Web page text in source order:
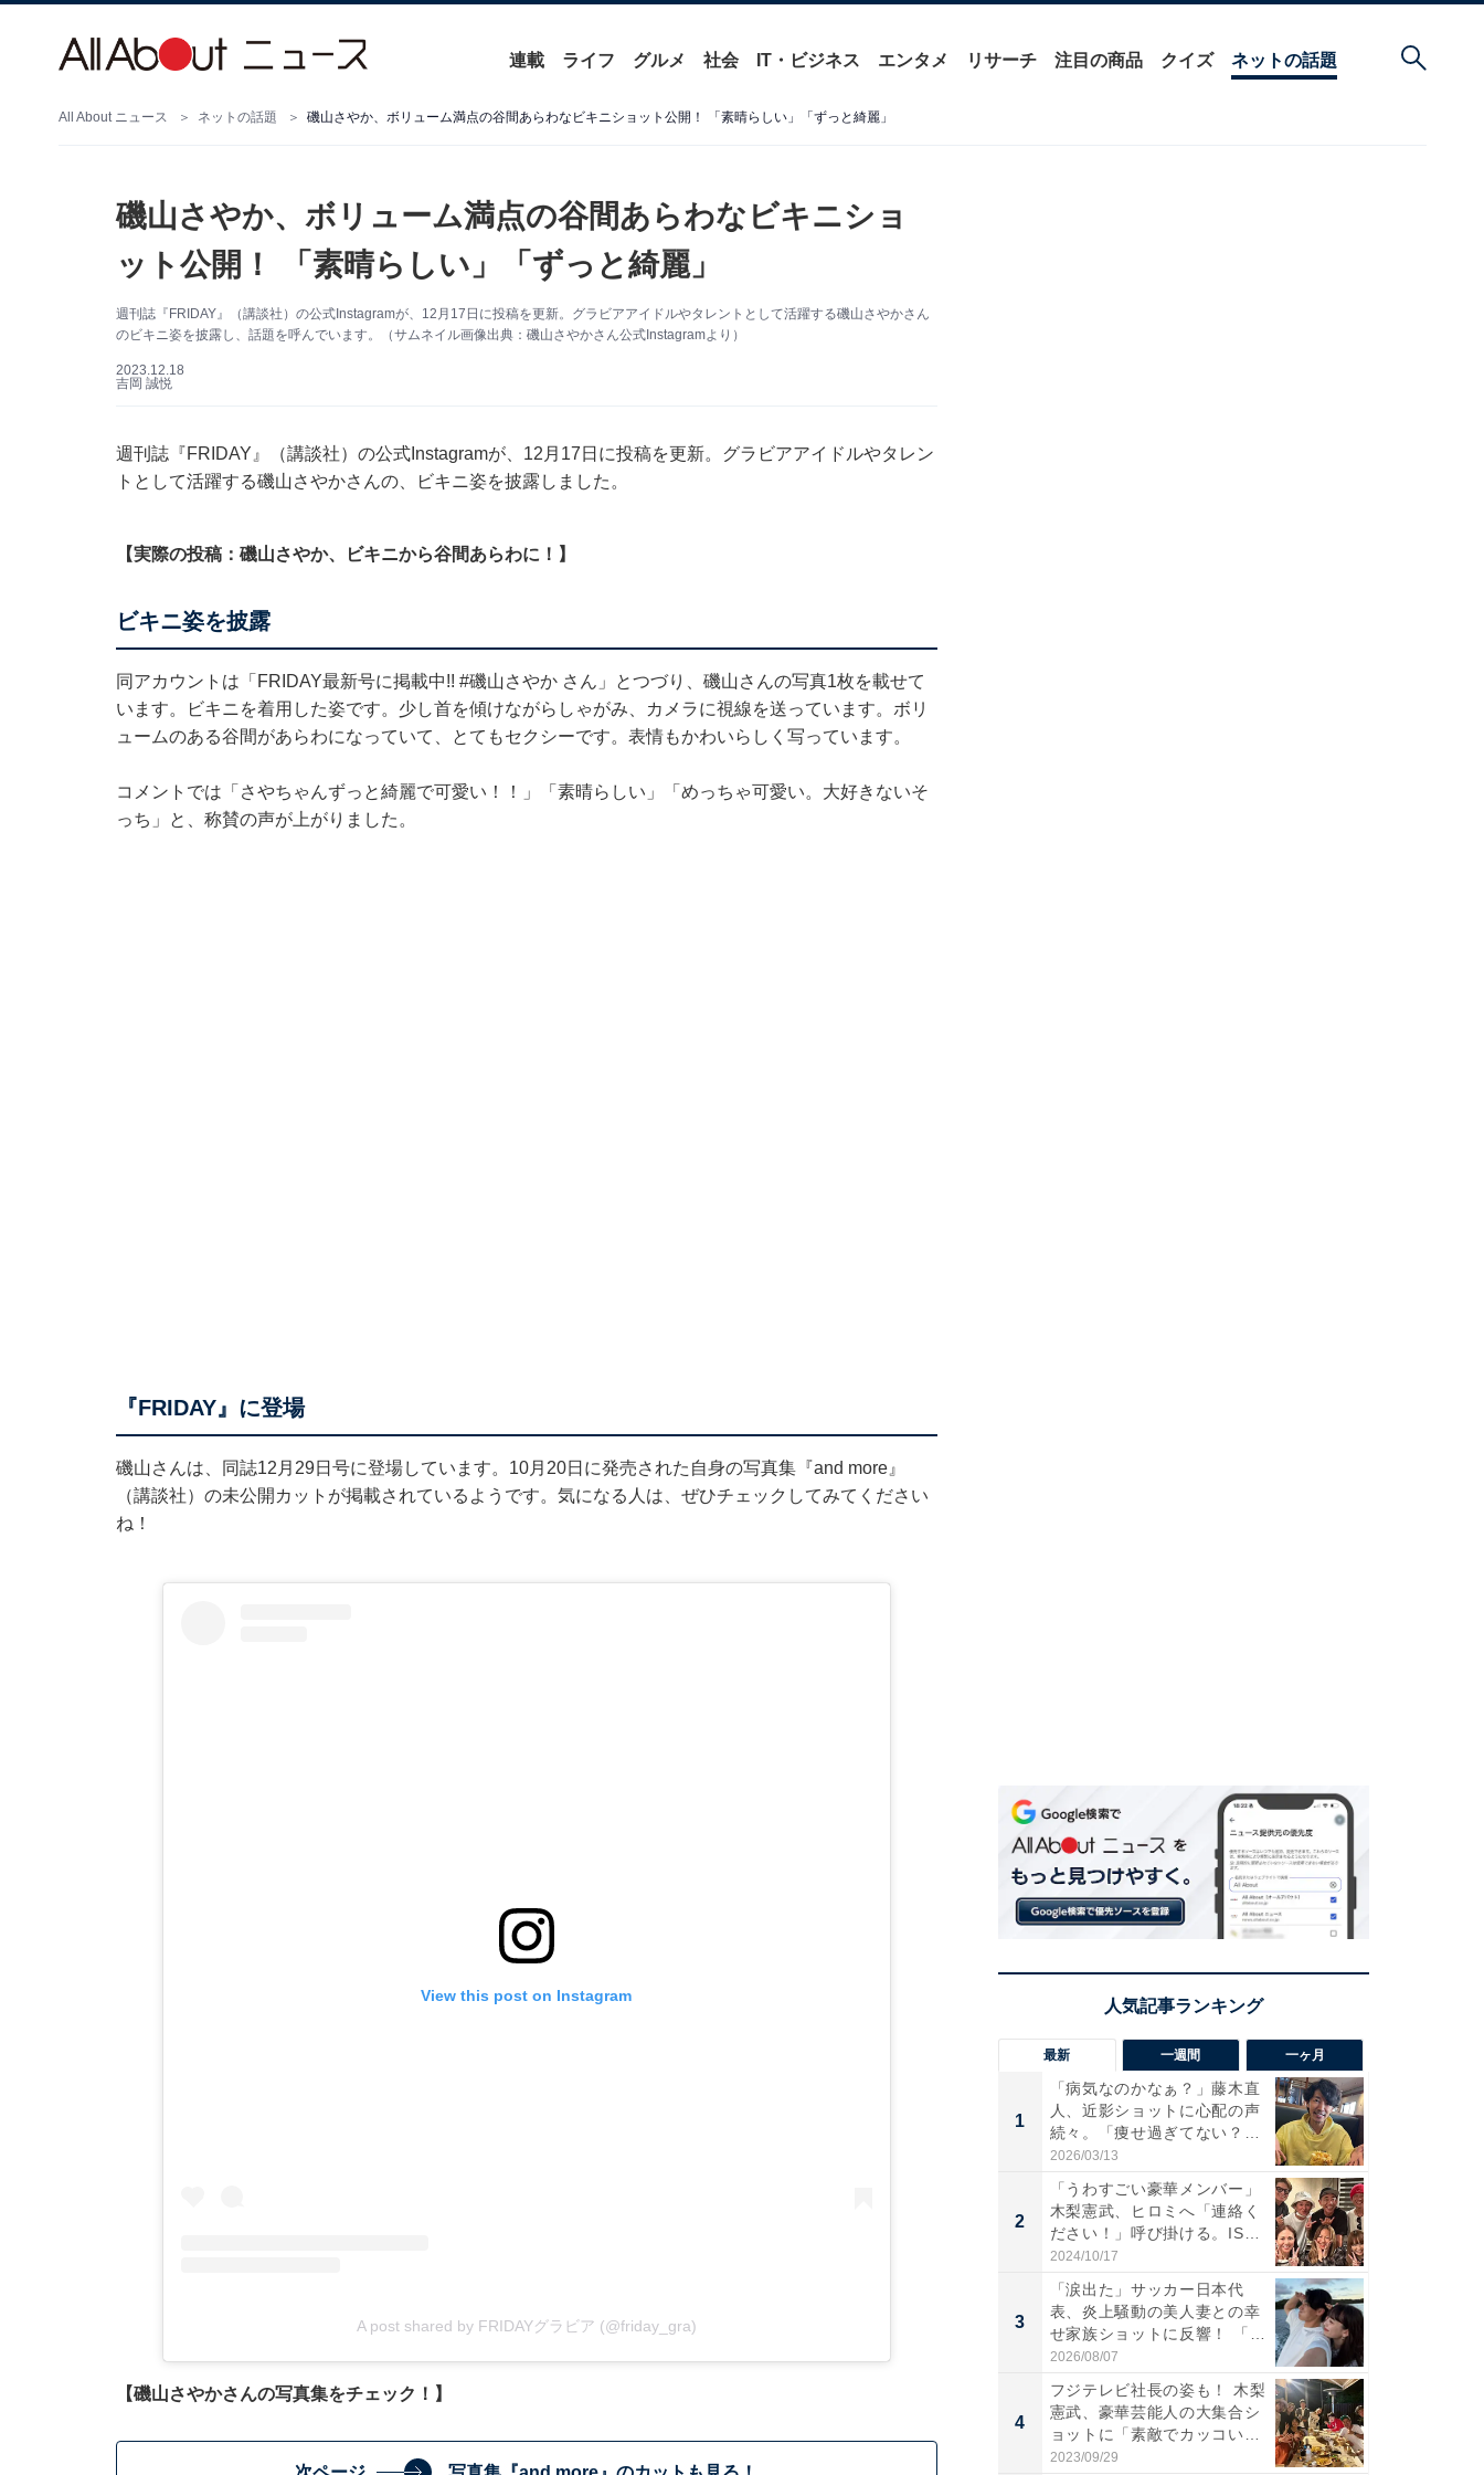
連載 ライフ グルメ 社会 IT・ビジネス エンタメ リサーチ 注目の商品 クイズ ネットの話題
All About ニュース ネットの話題 磯山さやか、ボリューム満点の谷間あらわなビキニショット公開！ 「素晴らしい」「ずっと綺麗」
磯山さやか、ボリューム満点の谷間あらわなビキニショ
ット公開！ 「素晴らしい」「ずっと綺麗」
週刊誌『FRIDAY』（講談社）の公式Instagramが、12月17日に投稿を更新。グラビアアイドルやタレントとして活躍する磯山さやかさん
のビキニ姿を披露し、話題を呼んでいます。（サムネイル画像出典：磯山さやかさん公式Instagramより）
2023.12.18
吉岡 誠悦
週刊誌『FRIDAY』（講談社）の公式Instagramが、12月17日に投稿を更新。グラビアアイドルやタレン
トとして活躍する磯山さやかさんの、ビキニ姿を披露しました。
【実際の投稿：磯山さやか、ビキニから谷間あらわに！】
ビキニ姿を披露
同アカウントは「FRIDAY最新号に掲載中!! #磯山さやか さん」とつづり、磯山さんの写真1枚を載せて
います。ビキニを着用した姿です。少し首を傾けながらしゃがみ、カメラに視線を送っています。ボリ
ュームのある谷間があらわになっていて、とてもセクシーです。表情もかわいらしく写っています。
コメントでは「さやちゃんずっと綺麗で可愛い！！」「素晴らしい」「めっちゃ可愛い。大好きないそ
っち」と、称賛の声が上がりました。
『FRIDAY』に登場
磯山さんは、同誌12月29日号に登場しています。10月20日に発売された自身の写真集『and more』
（講談社）の未公開カットが掲載されているようです。気になる人は、ぜひチェックしてみてください
ね！
View this post on Instagram
A post shared by FRIDAYグラビア (@friday_gra)
【磯山さやかさんの写真集をチェック！】
最新 一週間 一ヶ月
1
「病気なのかなぁ？」藤木直
人、近影ショットに心配の声
続々。「痩せ過ぎてない？」
「...
2026/03/13
2
「うわすごい豪華メンバー」
木梨憲武、ヒロミへ「連絡く
ださい！」呼び掛ける。IS
S...
2024/10/17
3
「涙出た」サッカー日本代
表、炎上騒動の美人妻との幸
せ家族ショットに反響！ 「最
高...
2026/08/07
4
フジテレビ社長の姿も！ 木梨
憲武、豪華芸能人の大集合シ
ョットに「素敵でカッコい
い...
2023/09/29